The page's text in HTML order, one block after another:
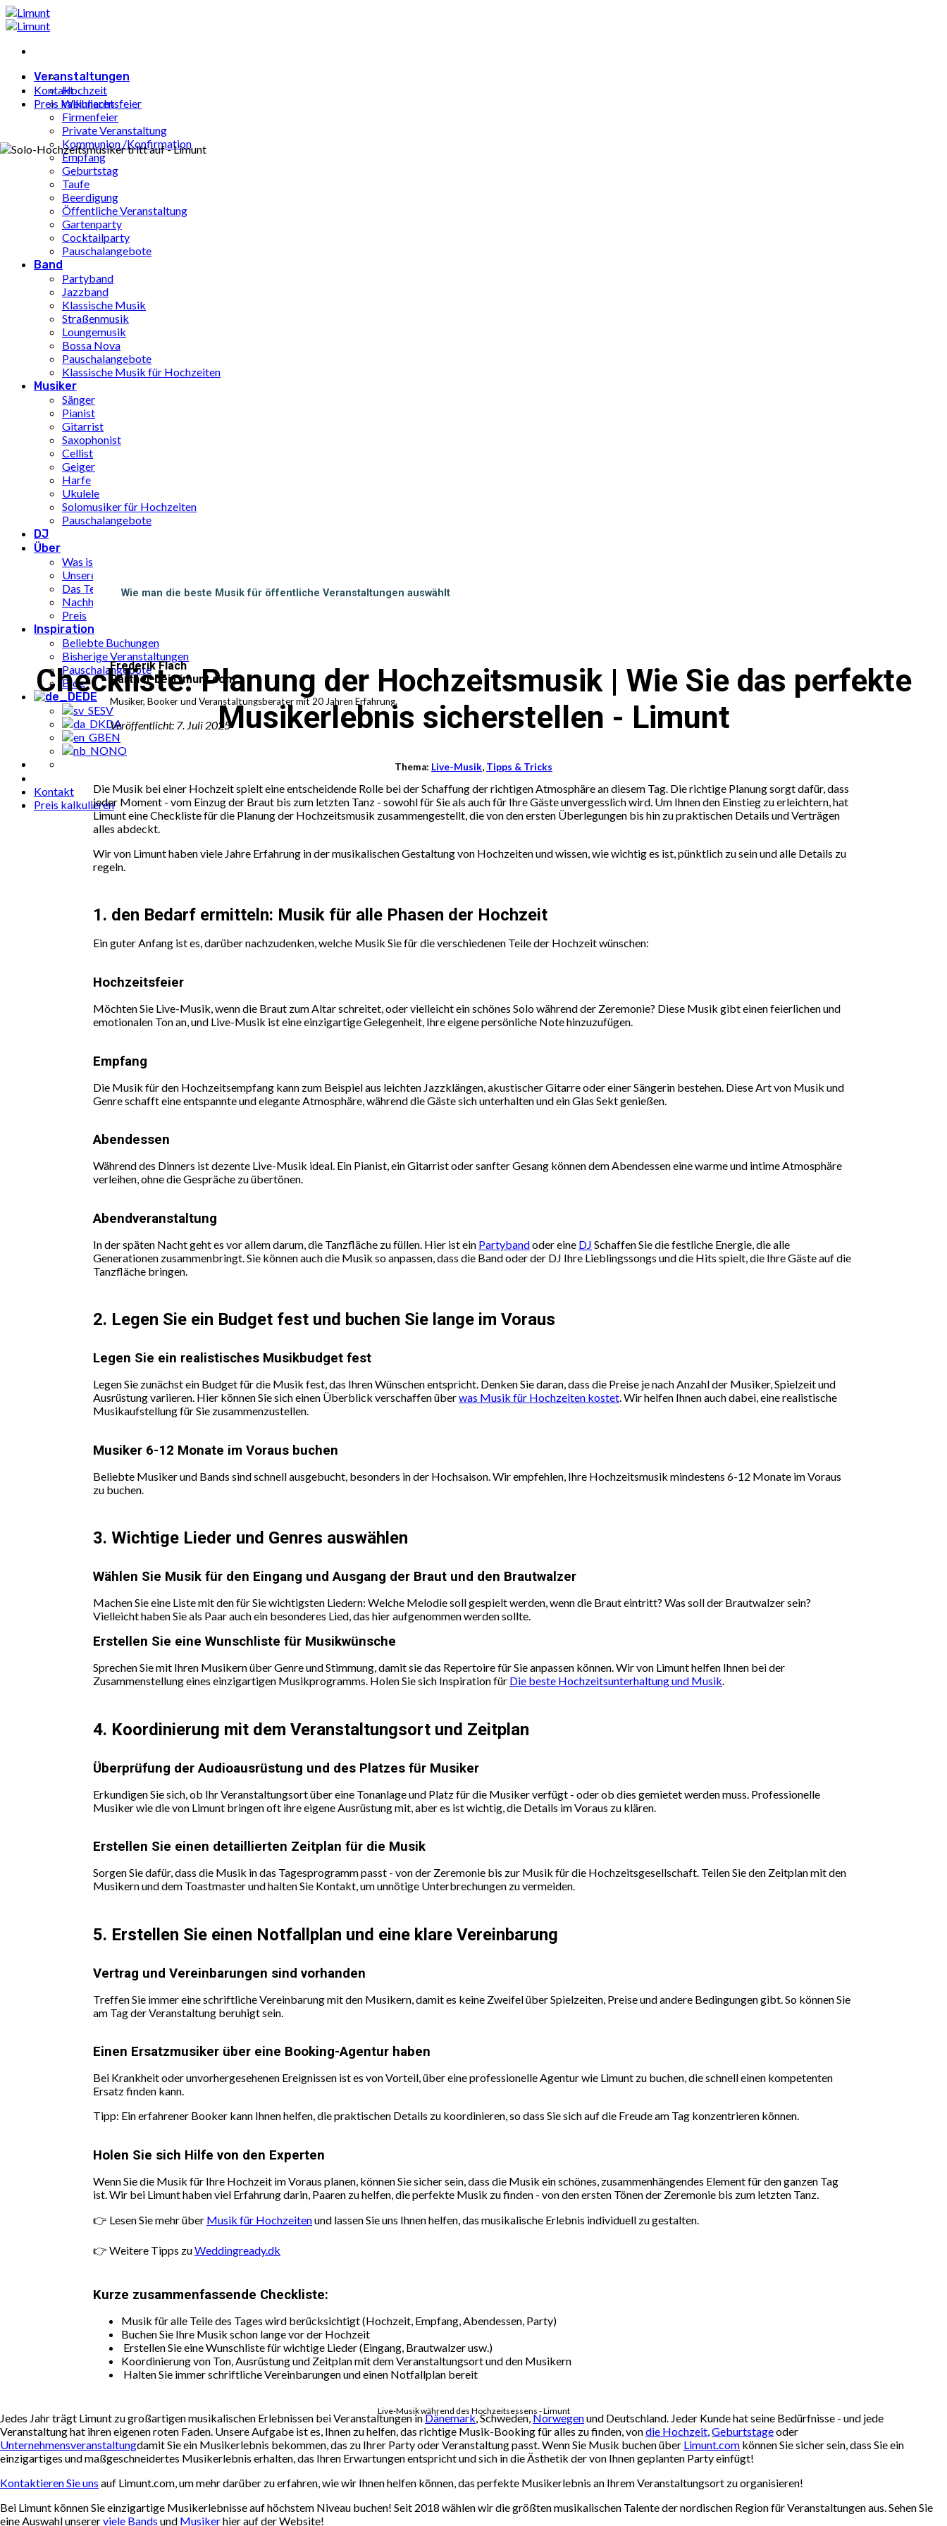
Zum
Inhalt
Veranstaltungen
Hochzeit
Weihnachtsfeier
Firmenfeier
Private Veranstaltung
Kommunion /Konfirmation
Empfang
Geburtstag
Taufe
Beerdigung
Öffentliche Veranstaltung
Gartenparty
Cocktailparty
Pauschalangebote
Band
Partyband
Jazzband
Klassische Musik
Straßenmusik
Loungemusik
Bossa Nova
Pauschalangebote
Klassische Musik für Hochzeiten
Musiker
Sänger
Pianist
Gitarrist
Saxophonist
Cellist
Geiger
Harfe
Ukulele
Solomusiker für Hochzeiten
Pauschalangebote
DJ
Über
Was ist Limunt?
Unsere Geschichte
Das Team
Nachhaltigkeitsziele der UN
Preis
Inspiration
Beliebte Buchungen
Bisherige Veranstaltungen
Pauschalangebote
Blog
DE
SV
DA
EN
NO
Kontakt
Preis kalkulieren
Kontakt
Preis kalkulieren
Frederik Flach
Partner bei Limunt.com
Musiker, Booker und Veranstaltungsberater mit 20 Jahren Erfahrung.
Veröffentlicht: 7. Juli 2025
Wie man die beste Musik für öffentliche Veranstaltungen auswählt
Checkliste: Planung der Hochzeitsmusik | Wie Sie das perfekte
Musikerlebnis sicherstellen - Limunt
Thema: Live-Musik, Tipps & Tricks
Die Musik bei einer Hochzeit spielt eine entscheidende Rolle bei der Schaffung der richtigen Atmosphäre an diesem Tag. Die richtige Planung sorgt dafür, dass
jeder Moment - vom Einzug der Braut bis zum letzten Tanz - sowohl für Sie als auch für Ihre Gäste unvergesslich wird. Um Ihnen den Einstieg zu erleichtern, hat
Limunt eine Checkliste für die Planung der Hochzeitsmusik zusammengestellt, die von den ersten Überlegungen bis hin zu praktischen Details und Verträgen
alles abdeckt.
Wir von Limunt haben viele Jahre Erfahrung in der musikalischen Gestaltung von Hochzeiten und wissen, wie wichtig es ist, pünktlich zu sein und alle Details zu
regeln.
1. den Bedarf ermitteln: Musik für alle Phasen der Hochzeit
Ein guter Anfang ist es, darüber nachzudenken, welche Musik Sie für die verschiedenen Teile der Hochzeit wünschen:
Hochzeitsfeier
Möchten Sie Live-Musik, wenn die Braut zum Altar schreitet, oder vielleicht ein schönes Solo während der Zeremonie? Diese Musik gibt einen feierlichen und
emotionalen Ton an, und Live-Musik ist eine einzigartige Gelegenheit, Ihre eigene persönliche Note hinzuzufügen.
Empfang
Die Musik für den Hochzeitsempfang kann zum Beispiel aus leichten Jazzklängen, akustischer Gitarre oder einer Sängerin bestehen. Diese Art von Musik und
Genre schafft eine entspannte und elegante Atmosphäre, während die Gäste sich unterhalten und ein Glas Sekt genießen.
Abendessen
Während des Dinners ist dezente Live-Musik ideal. Ein Pianist, ein Gitarrist oder sanfter Gesang können dem Abendessen eine warme und intime Atmosphäre
verleihen, ohne die Gespräche zu übertönen.
Abendveranstaltung
In der späten Nacht geht es vor allem darum, die Tanzfläche zu füllen. Hier ist ein Partybandoder eine DJ Schaffen Sie die festliche Energie, die alle
Generationen zusammenbringt. Sie können auch die Musik so anpassen, dass die Band oder der DJ Ihre Lieblingssongs und die Hits spielt, die Ihre Gäste auf die
Tanzfläche bringen.
2. Legen Sie ein Budget fest und buchen Sie lange im Voraus
Legen Sie ein realistisches Musikbudget fest
Legen Sie zunächst ein Budget für die Musik fest, das Ihren Wünschen entspricht. Denken Sie daran, dass die Preise je nach Anzahl der Musiker, Spielzeit und
Ausrüstung variieren. Hier können Sie sich einen Überblick verschaffen überwas Musik für Hochzeiten kostet. Wir helfen Ihnen auch dabei, eine realistische
Musikaufstellung für Sie zusammenzustellen.
Musiker 6-12 Monate im Voraus buchen
Beliebte Musiker und Bands sind schnell ausgebucht, besonders in der Hochsaison. Wir empfehlen, Ihre Hochzeitsmusik mindestens 6-12 Monate im Voraus
zu buchen.
3. Wichtige Lieder und Genres auswählen
Wählen Sie Musik für den Eingang und Ausgang der Braut und den Brautwalzer
Machen Sie eine Liste mit den für Sie wichtigsten Liedern: Welche Melodie soll gespielt werden, wenn die Braut eintritt? Was soll der Brautwalzer sein?
Vielleicht haben Sie als Paar auch ein besonderes Lied, das hier aufgenommen werden sollte.
Erstellen Sie eine Wunschliste für Musikwünsche
Sprechen Sie mit Ihren Musikern über Genre und Stimmung, damit sie das Repertoire für Sie anpassen können. Wir von Limunt helfen Ihnen bei der
Zusammenstellung eines einzigartigen Musikprogramms. Holen Sie sich Inspiration für Die beste Hochzeitsunterhaltung und Musik.
4. Koordinierung mit dem Veranstaltungsort und Zeitplan
Überprüfung der Audioausrüstung und des Platzes für Musiker
Erkundigen Sie sich, ob Ihr Veranstaltungsort über eine Tonanlage und Platz für die Musiker verfügt - oder ob dies gemietet werden muss. Professionelle
Musiker wie die von Limunt bringen oft ihre eigene Ausrüstung mit, aber es ist wichtig, die Details im Voraus zu klären.
Erstellen Sie einen detaillierten Zeitplan für die Musik
Sorgen Sie dafür, dass die Musik in das Tagesprogramm passt - von der Zeremonie bis zur Musik für die Hochzeitsgesellschaft. Teilen Sie den Zeitplan mit den
Musikern und dem Toastmaster und halten Sie Kontakt, um unnötige Unterbrechungen zu vermeiden.
5. Erstellen Sie einen Notfallplan und eine klare Vereinbarung
Vertrag und Vereinbarungen sind vorhanden
Treffen Sie immer eine schriftliche Vereinbarung mit den Musikern, damit es keine Zweifel über Spielzeiten, Preise und andere Bedingungen gibt. So können Sie
am Tag der Veranstaltung beruhigt sein.
Einen Ersatzmusiker über eine Booking-Agentur haben
Bei Krankheit oder unvorhergesehenen Ereignissen ist es von Vorteil, über eine professionelle Agentur wie Limunt zu buchen, die schnell einen kompetenten
Ersatz finden kann.
Tipp: Ein erfahrener Booker kann Ihnen helfen, die praktischen Details zu koordinieren, so dass Sie sich auf die Freude am Tag konzentrieren können.
Holen Sie sich Hilfe von den Experten
Wenn Sie die Musik für Ihre Hochzeit im Voraus planen, können Sie sicher sein, dass die Musik ein schönes, zusammenhängendes Element für den ganzen Tag
ist. Wir bei Limunt haben viel Erfahrung darin, Paaren zu helfen, die perfekte Musik zu finden - von den ersten Tönen der Zeremonie bis zum letzten Tanz.
👉 Lesen Sie mehr über Musik für Hochzeitenund lassen Sie uns Ihnen helfen, das musikalische Erlebnis individuell zu gestalten.
👉 Weitere Tipps zuWeddingready.dk
Kurze zusammenfassende Checkliste:
Musik für alle Teile des Tages wird berücksichtigt (Hochzeit, Empfang, Abendessen, Party)
Buchen Sie Ihre Musik schon lange vor der Hochzeit
Erstellen Sie eine Wunschliste für wichtige Lieder (Eingang, Brautwalzer usw.)
Koordinierung von Ton, Ausrüstung und Zeitplan mit dem Veranstaltungsort und den Musikern
Halten Sie immer schriftliche Vereinbarungen und einen Notfallplan bereit
Live-Musik während des Hochzeitsessens - Limunt
Jedes Jahr trägt Limunt zu großartigen musikalischen Erlebnissen bei Veranstaltungen inDänemark, Schweden,Norwegenund Deutschland. Jeder Kunde hat seine Bedürfnisse - und jede
Veranstaltung hat ihren eigenen roten Faden. Unsere Aufgabe ist es, Ihnen zu helfen, das richtige Musik-Booking für alles zu finden, vondie Hochzeit Geburtstageoder
Unternehmensveranstaltungdamit Sie ein Musikerlebnis bekommen, das zu Ihrer Party oder Veranstaltung passt. Wenn Sie Musik buchen über Limunt.com können Sie sicher sein, dass Sie ein
einzigartiges und maßgeschneidertes Musikerlebnis erhalten, das Ihren Erwartungen entspricht und sich in die Ästhetik der von Ihnen geplanten Party einfügt!
Kontaktieren Sie uns auf Limunt.com, um mehr darüber zu erfahren, wie wir Ihnen helfen können, das perfekte Musikerlebnis an Ihrem Veranstaltungsort zu organisieren!
Bei Limunt können Sie einzigartige Musikerlebnisse auf höchstem Niveau buchen! Seit 2018 wählen wir die größten musikalischen Talente der nordischen Region für Veranstaltungen aus. Sehen Sie
eine Auswahl unsererviele Bands und Musikerhier auf der Website!